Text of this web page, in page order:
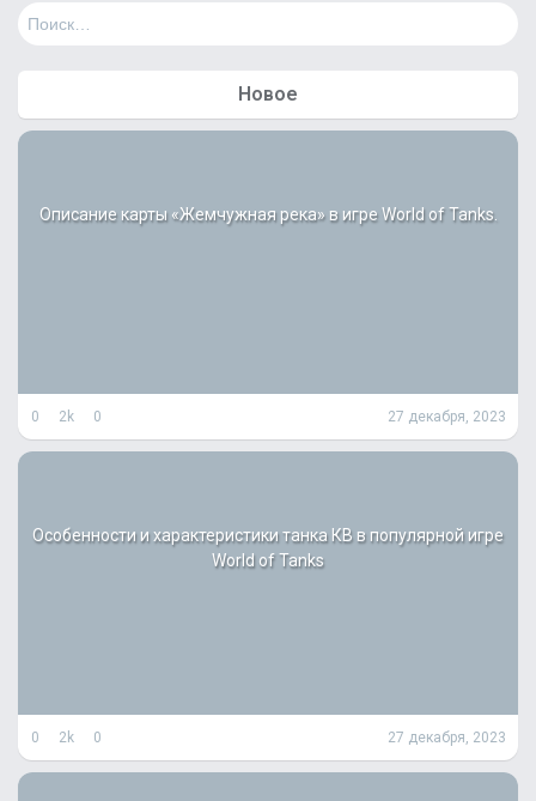
Н
и
Новое
Описание карты «Жемчужная река» в игре World of Tanks.
0 2k 0 27 декабря, 2023
Особенности и характеристики танка КВ в популярной игре
World of Tanks
0 2k 0 27 декабря, 2023